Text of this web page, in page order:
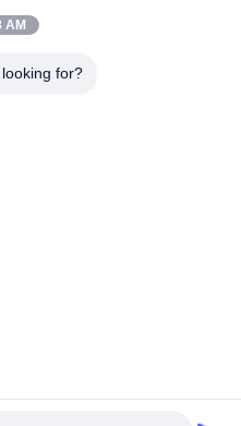
qualité CI de circuits intégrés
AM
for?